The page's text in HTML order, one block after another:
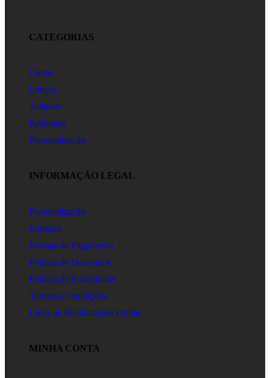
CATEGORIAS
Copos
Louças
Talheres
Palhinhas
Personalização
INFORMAÇÃO LEGAL
Personalização
Entregas
Formas de Pagamento
Política de Descontos
Política de Privacidade
Termos e Condições
Livro de Reclamações Online
MINHA CONTA